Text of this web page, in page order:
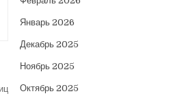
Январь 2026
Декабрь 2025
Ноябрь 2025
Октябрь 2025